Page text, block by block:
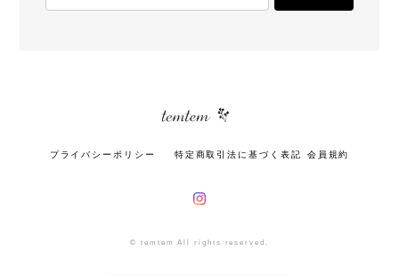
プライバシーポリシー 特定商取引法に基づく表記 会員規約
© temtem All rights reserved.